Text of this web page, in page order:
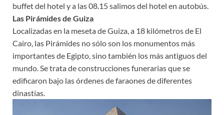
buffet del hotel y a las 08.15 salimos del hotel en autobús.
Las Pirámides de Guiza
Localizadas en la meseta de Guiza, a 18 kilómetros de El
Cairo, las Pirámides no sólo son los monumentos más
importantes de Egipto, sino también los más antiguos del
mundo. Se trata de construcciones funerarias que se
edificaron bajo las órdenes de faraones de diferentes
dinastías.